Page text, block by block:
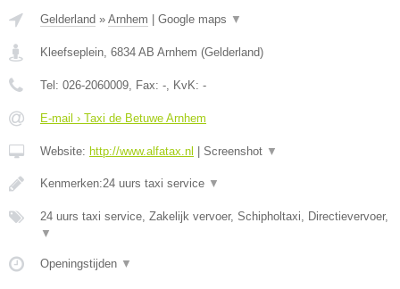
Gelderland » Arnhem Google maps ▼
Kleefseplein, 6834 AB Arnhem (Gelderland)
Tel: 026-2060009, Fax: -, KvK: -
E-mail › Taxi de Betuwe Arnhem
Website: http://www.alfatax.nl Screenshot ▼
Kenmerken:24 uurs taxi service ▼
24 uurs taxi service, Zakelijk vervoer, Schipholtaxi, Directievervoer,
▼
Openingstijden ▼